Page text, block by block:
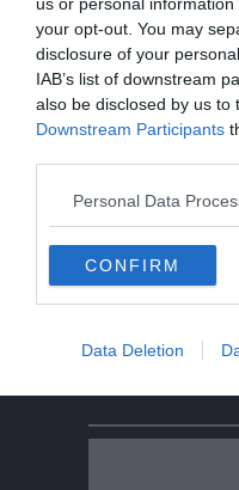
your opt-out. You may
disclosure of your
IAB’s list of downstream
also be disclosed by us to
Downstream Participants
Personal Data
CONFIRM
Data Deletion
Tragedia
ragazzo di
Morto
coma dal
Sei
maltempo:
Alpino